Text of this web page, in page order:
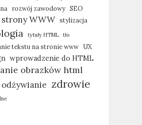
rozwój zawodowy SEO
strony WWW stylizacja
tytuły HTML tło
tekstu na stronie www UX
wprowadzenie do HTML
obrazków html
zdrowie